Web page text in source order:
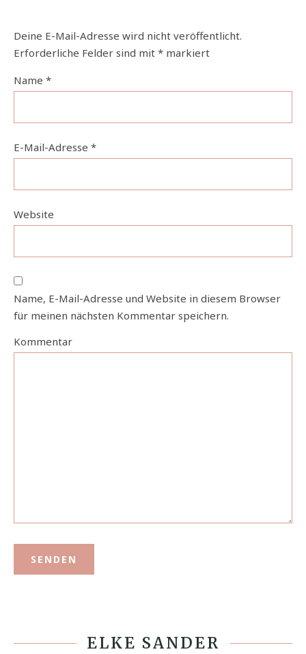
Deine E-Mail-Adresse wird nicht veröffentlicht.
Erforderliche Felder sind mit * markiert
Name *
E-Mail-Adresse *
Website
Name, E-Mail-Adresse und Website in diesem Browser
für meinen nächsten Kommentar speichern.
Kommentar
ELKE SANDER